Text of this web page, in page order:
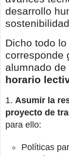
desarrollo
Dicho todo
corresponde
alumnado
horario
Asumir la
proyecto de
para ello:
Políticas